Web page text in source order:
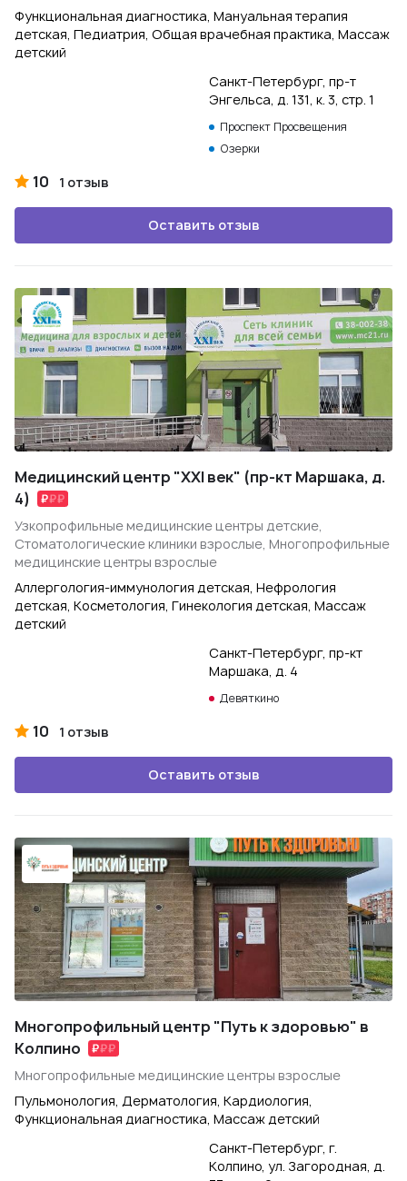
Функциональная диагностика, Мануальная терапия
детская, Педиатрия, Общая врачебная практика, Массаж
детский
Санкт-Петербург, пр-т
Энгельса, д. 131, к. 3, стр. 1
Проспект Просвещения
Озерки
10 1 отзыв
Оставить отзыв
Медицинский центр "XXI век" (пр-кт Маршака, д.
4)
Узкопрофильные медицинские центры детские,
Стоматологические клиники взрослые, Многопрофильные
медицинские центры взрослые
Аллергология-иммунология детская, Нефрология
детская, Косметология, Гинекология детская, Массаж
детский
Санкт-Петербург, пр-кт
Маршака, д. 4
Девяткино
10 1 отзыв
Оставить отзыв
Многопрофильный центр "Путь к здоровью" в
Колпино
Многопрофильные медицинские центры взрослые
Пульмонология, Дерматология, Кардиология,
Функциональная диагностика, Массаж детский
Санкт-Петербург, г.
Колпино, ул. Загородная, д.